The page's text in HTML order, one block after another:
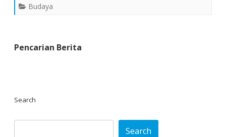
Budaya
Pencarian Berita
Search
Search